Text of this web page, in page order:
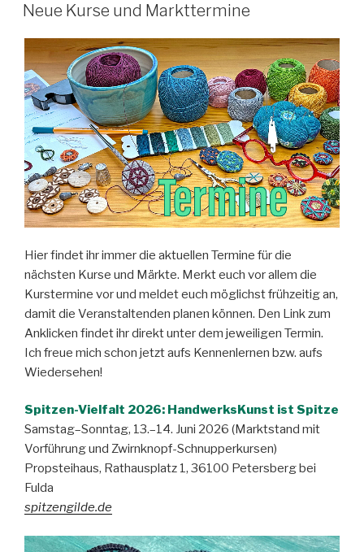
Neue Kurse und Markttermine
Hier findet ihr immer die aktuellen Termine für die
nächsten Kurse und Märkte. Merkt euch vor allem die
Kurstermine vor und meldet euch möglichst frühzeitig an,
damit die Veranstaltenden planen können. Den Link zum
Anklicken findet ihr direkt unter dem jeweiligen Termin.
Ich freue mich schon jetzt aufs Kennenlernen bzw. aufs
Wiedersehen!
Spitzen-Vielfalt 2026: HandwerksKunst ist Spitze
Samstag–Sonntag, 13.–14. Juni 2026 (Marktstand mit
Vorführung und Zwirnknopf-Schnupperkursen)
Propsteihaus, Rathausplatz 1, 36100 Petersberg bei
Fulda
spitzengilde.de